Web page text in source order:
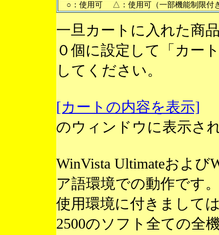
○：使用可 △：使用可（一部機能制限
一旦カートに入れた商
０個に設定して「カー
してください。
[カートの内容を表示]
のウィンドウに表示さ
WinVista Ultimateおよ
ア語環境での動作です
使用環境に付きまして
2500のソフト全ての全